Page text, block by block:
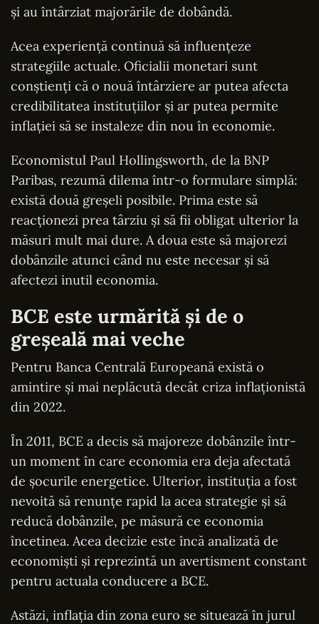
și au întârziat majorările de dobândă.
Acea experiență continuă să influențeze
strategiile actuale. Oficialii monetari sunt
conștienți că o nouă întârziere ar putea afecta
credibilitatea instituțiilor și ar putea permite
inflației să se instaleze din nou în economie.
Economistul Paul Hollingsworth, de la BNP
Paribas, rezumă dilema într-o formulare simplă:
există două greșeli posibile. Prima este să
reacționezi prea târziu și să fii obligat ulterior la
măsuri mult mai dure. A doua este să majorezi
dobânzile atunci când nu este necesar și să
afectezi inutil economia.
BCE este urmărită și de o
greșeală mai veche
Pentru Banca Centrală Europeană există o
amintire și mai neplăcută decât criza inflaționistă
din 2022.
În 2011, BCE a decis să majoreze dobânzile într-
un moment în care economia era deja afectată
de șocurile energetice. Ulterior, instituția a fost
nevoită să renunțe rapid la acea strategie și să
reducă dobânzile, pe măsură ce economia
încetinea. Acea decizie este încă analizată de
economiști și reprezintă un avertisment constant
pentru actuala conducere a BCE.
Astăzi, inflația din zona euro se situează în jurul